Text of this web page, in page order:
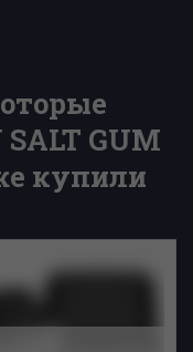
GUM
купили